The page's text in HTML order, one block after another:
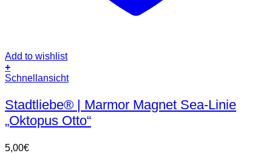
Add to wishlist
+
Schnellansicht
Stadtliebe® | Marmor Magnet Sea-Linie
„Oktopus Otto“
5,00€